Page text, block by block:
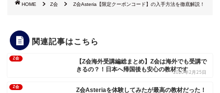
HOME Z会 Z会Asteria【限定クーポンコード】の入手方法を徹底解説！
関連記事はこちら
Z会
【Z会海外受講編総まとめ】Z会は海外でも受講で
きるの？！日本へ帰国後も安心の教材です2020年2月25日
Z会
Z会Asteriaを体験してみたが最高の教材だった！